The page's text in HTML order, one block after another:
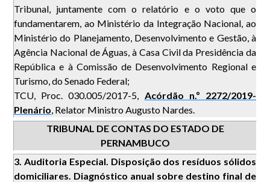
Tribunal, juntamente com o relatório e o voto que o
fundamentarem, ao Ministério da Integração Nacional, ao
Ministério do Planejamento, Desenvolvimento e Gestão, à
Agência Nacional de Águas, à Casa Civil da Presidência da
República e à Comissão de Desenvolvimento Regional e
Turismo, do Senado Federal;
TCU, Proc. 030.005/2017-5, Acórdão n.º 2272/2019-
Plenário, Relator Ministro Augusto Nardes.
TRIBUNAL DE CONTAS DO ESTADO DE
PERNAMBUCO
3. Auditoria Especial. Disposição dos resíduos sólidos
domiciliares. Diagnóstico anual sobre destino final de